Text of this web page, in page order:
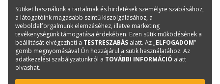
10
OS X (Mac OS) rendszerű
számítógépeken is tudom használni a TERC
V.I.P.-t?
KAPCSOLAT ONLINE SHOP RENDEZVÉNYEK
Sütiket használunk a tartalmak és hirdetések személyre szabásához,
a látogatóink magasabb szintű kiszolgálásához, a
weboldalforgalmunk elemzéséhez, illetve marketing
tevékenységünk támogatása érdekében. Ezen sütik működésének a
beállítását elvégezheti a TESTRESZABÁS alatt. Az „ELFOGADOM”
gomb megnyomásával Ön hozzájárul a sütik használatához. Az
adatkezelési szabályzatunkról a TOVÁBBI INFORMÁCIÓ alatt
olvashat.